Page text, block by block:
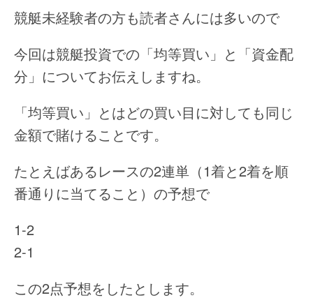
競艇未経験者の方も読者さんには多いので
今回は競艇投資での「均等買い」と「資金配
分」についてお伝えしますね。
「均等買い」とはどの買い目に対しても同じ
金額で賭けることです。
たとえばあるレースの2連単（1着と2着を順
番通りに当てること）の予想で
1-2
2-1
この2点予想をしたとします。